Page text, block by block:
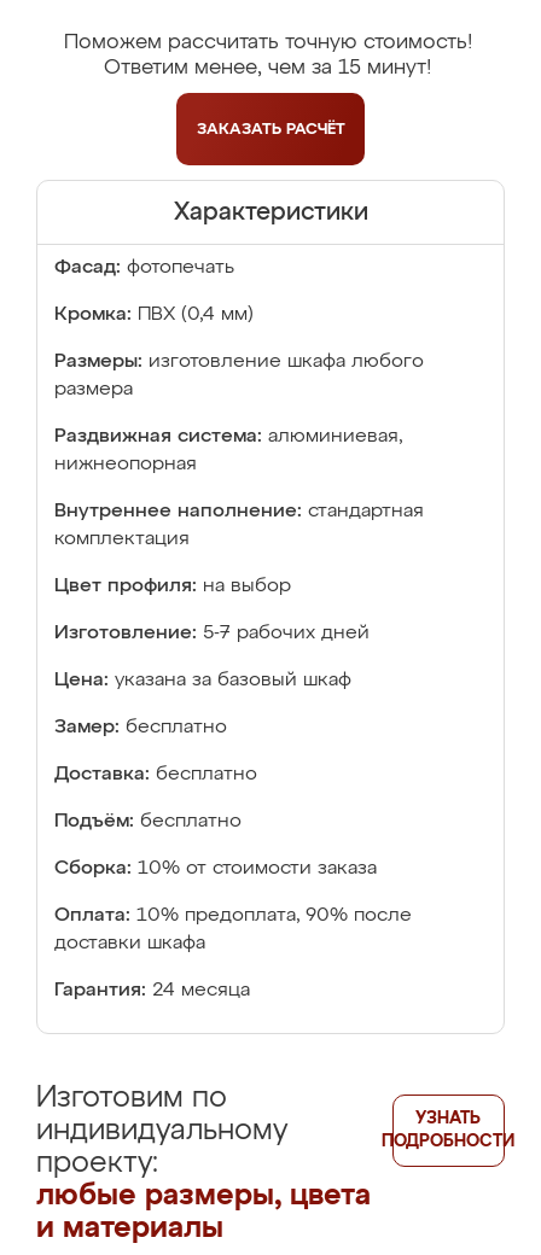
Поможем рассчитать точную стоимость!
Ответим менее, чем за 15 минут!
ЗАКАЗАТЬ РАСЧЁТ
Характеристики
Фасад: фотопечать
Кромка: ПВХ (0,4 мм)
Размеры: изготовление шкафа любого
размера
Раздвижная система: алюминиевая,
нижнеопорная
Внутреннее наполнение: стандартная
комплектация
Цвет профиля: на выбор
Изготовление: 5-7 рабочих дней
Цена: указана за базовый шкаф
Замер: бесплатно
Доставка: бесплатно
Подъём: бесплатно
Сборка: 10% от стоимости заказа
Оплата: 10% предоплата, 90% после
доставки шкафа
Гарантия: 24 месяца
Изготовим по
индивидуальному
проекту:
любые размеры, цвета
и материалы
УЗНАТЬ
ПОДРОБНОСТИ